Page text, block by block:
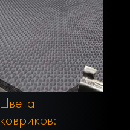
Цвета
ковриков: